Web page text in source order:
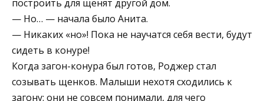
построить для щенят другой дом.
— Но… — начала было Анита.
— Никаких «но»! Пока не научатся себя вести, будут
сидеть в конуре!
Когда загон-конура был готов, Роджер стал
созывать щенков. Малыши нехотя сходились к
загону: они не совсем понимали, для чего